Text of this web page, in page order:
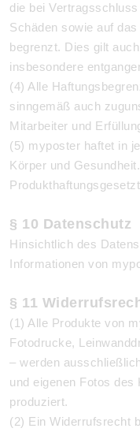
die bei
Schäden sowie auf
begrenzt. Dies gilt
insbesondere
(4) Alle
sinngemäß auch
Mitarbeiter und
(5) myposter haftet in
Körper und
§ 10 Datenschutz
Hinsichtlich des
Informationen von
§ 11
(1) Alle Produkte von
Fotodrucke,
– werden
und eigenen Fotos des
produziert.
(2) Ein Widerrufsrecht